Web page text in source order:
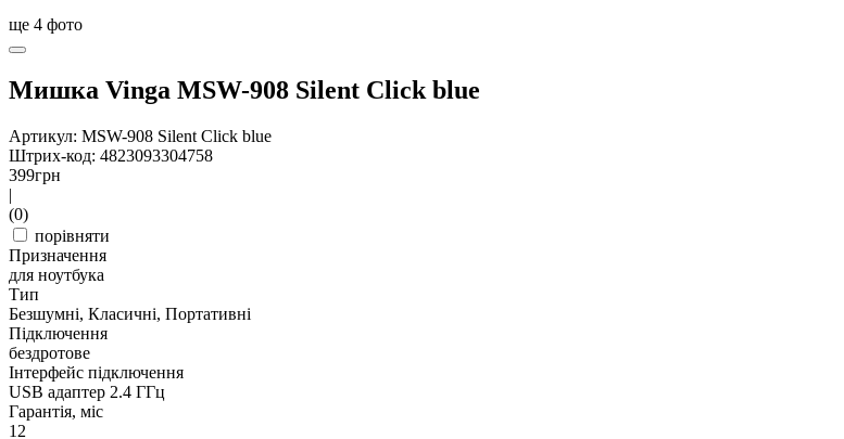
ще 4 фото
Мишка Vinga MSW-908 Silent Click blue
Артикул: MSW-908 Silent Click blue
Штрих-код: 4823093304758
399грн
|
(0)
порівняти
Призначення
для ноутбука
Тип
Безшумні, Класичні, Портативні
Підключення
бездротове
Інтерфейс підключення
USB адаптер 2.4 ГГц
Гарантія, міс
12